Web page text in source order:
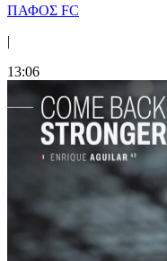
ΠΑΦΟΣ FC
|
13:06